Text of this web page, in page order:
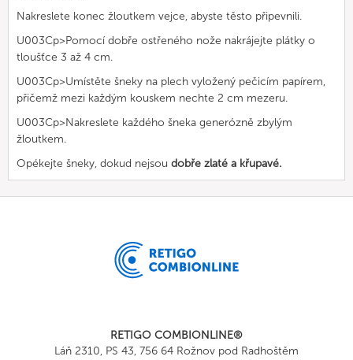
Nakreslete konec žloutkem vejce, abyste těsto připevnili.
U003Cp>Pomocí dobře ostřeného nože nakrájejte plátky o
tloušťce 3 až 4 cm.
U003Cp>Umístěte šneky na plech vyložený pečicím papírem,
přičemž mezi každým kouskem nechte 2 cm mezeru.
U003Cp>Nakreslete každého šneka generózně zbylým
žloutkem.
Opékejte šneky, dokud nejsou dobře zlaté a křupavé.
RETIGO COMBIONLINE®
Láň 2310, PS 43, 756 64 Rožnov pod Radhoštěm